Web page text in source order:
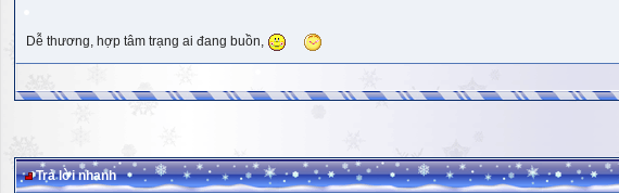
Dễ thương, hợp tâm trạng ai đang buồn,
Trả lời nhanh